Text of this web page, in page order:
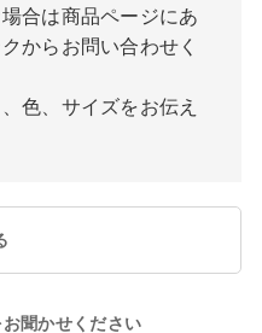
合は商品ページにあ
からお問い合わせく
色、サイズをお伝え
聞かせください